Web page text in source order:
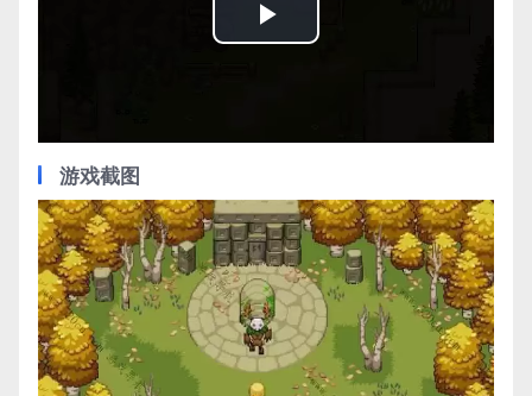
Play
游戏截图